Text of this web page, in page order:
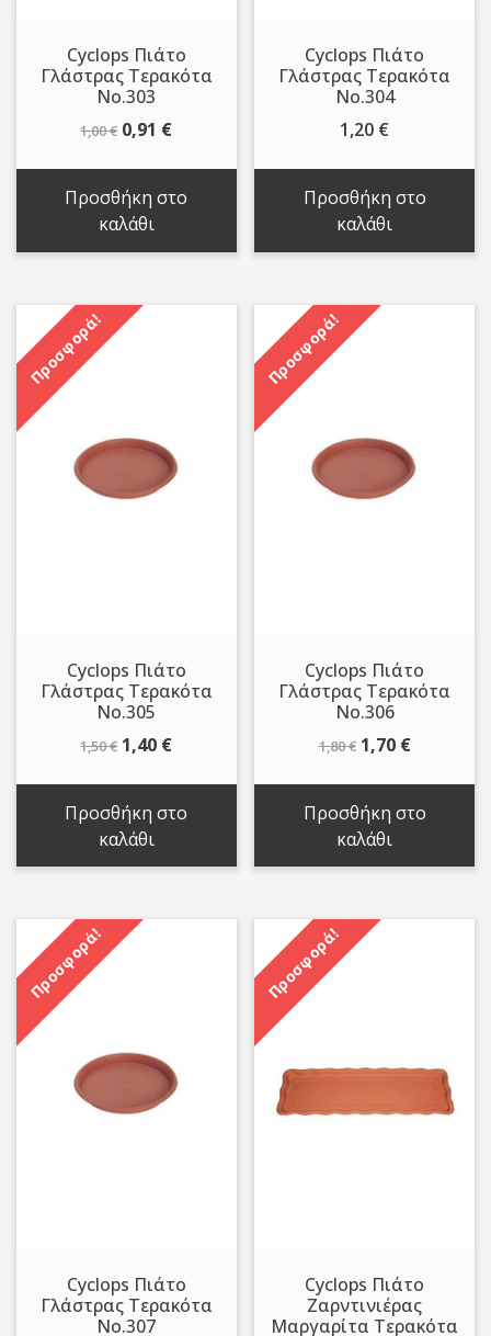
Cyclops Πιάτο
Γλάστρας Τερακότα
Νο.303
1,00€ Original
1,00 €.
0,91 €Η
είναι:
Προσθήκη στο
καλάθι
Cyclops Πιάτο
Γλάστρας Τερακότα
Νο.304
1,20 €
Προσθήκη στο
καλάθι
Προσφορά!
Cyclops Πιάτο
Γλάστρας Τερακότα
Νο.305
1,50€ Original
1,50 €.
1,40 €Η
είναι:
Προσθήκη στο
καλάθι
Προσφορά!
Cyclops Πιάτο
Γλάστρας Τερακότα
Νο.306
1,80€ Original
1,80 €.
1,70 €Η
είναι:
Προσθήκη στο
καλάθι
Προσφορά!
Cyclops Πιάτο
Γλάστρας Τερακότα
Νο.307
Προσφορά!
Cyclops Πιάτο
Ζαρντινιέρας
Μαργαρίτα Τερακότα